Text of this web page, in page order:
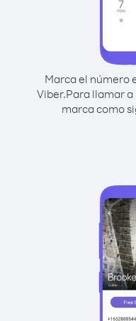
Marca el número
Viber.Para llamar
marca como